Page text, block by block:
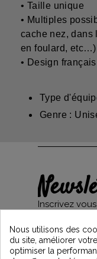
• Taille unique
• Multiples
cache nez, dans
en foulard, etc…)
• Design français
Type
Genre :
Inscrivez
et restez
Vintage
Nous utilisons des
du site, améliorer
optimiser la